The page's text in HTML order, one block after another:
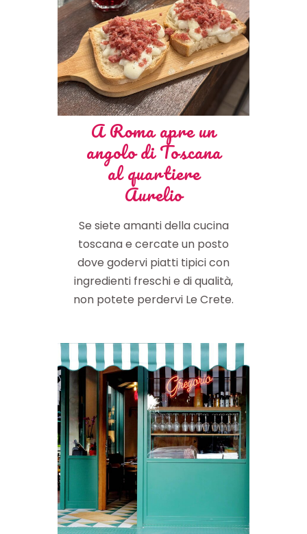
A Roma apre un
angolo di Toscana
al quartiere
Aurelio
Se siete amanti della cucina
toscana e cercate un posto
dove godervi piatti tipici con
ingredienti freschi e di qualità,
non potete perdervi Le Crete.